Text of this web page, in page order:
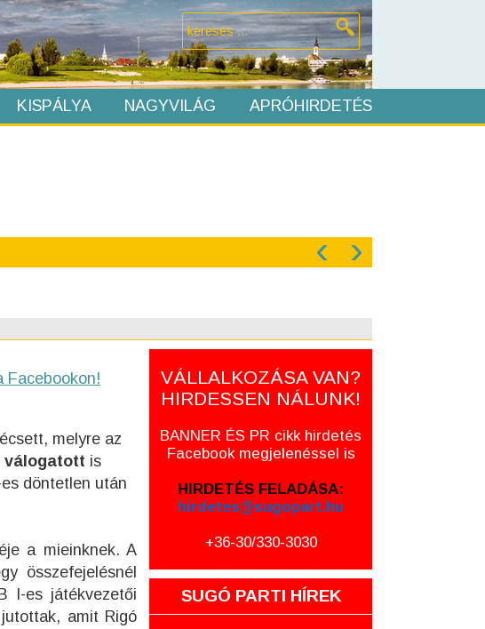
KISPÁLYA NAGYVILÁG APRÓHIRDETÉS
‹ ›
Facebookon!
melyre az
válogatott is
döntetlen után
a mieinknek. A
összefejelésnél
I-es játékvezetői
amit Rigó
VÁLLALKOZÁSA VAN?
HIRDESSEN NÁLUNK!
BANNER ÉS PR cikk hirdetés
Facebook megjelenéssel is
HIRDETÉS FELADÁSA:
hirdetes@sugopart.hu
+36-30/330-3030
SUGÓ PARTI HÍREK